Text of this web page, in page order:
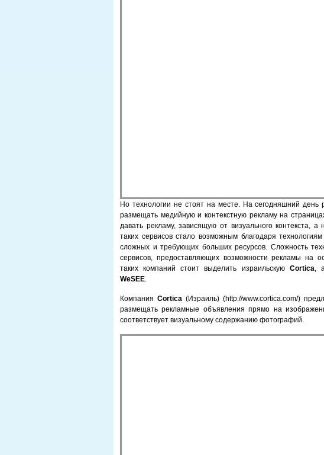
Но технологии не стоят на месте. На сегодняшний день
размещать медийную и контекстную рекламу на
давать рекламу, зависящую от визуального контекста,
таких сервисов стало возможным благодаря
сложных и требующих больших ресурсов. Сложность
сервисов, предоставляющих возможности рекламы на
таких компаний стоит выделить израильскую Cortica,
WeSEE.
Компания Cortica (Израиль) (http://www.cortica.com/)
размещать рекламные объявления прямо на
соответствует визуальному содержанию фотографий.